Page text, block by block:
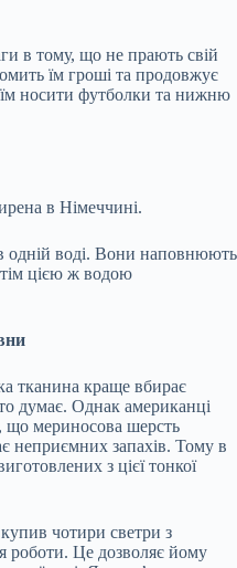
в тому, що не прають свій
їм гроші та продовжує
носити футболки та нижню
в Німеччині.
одній воді. Вони наповнюють
цією ж водою
тканина краще вбирає
думає. Однак американці
що мериносова шерсть
неприємних запахів. Тому в
з цієї тонкої
чотири светри з
роботи. Це дозволяє йому